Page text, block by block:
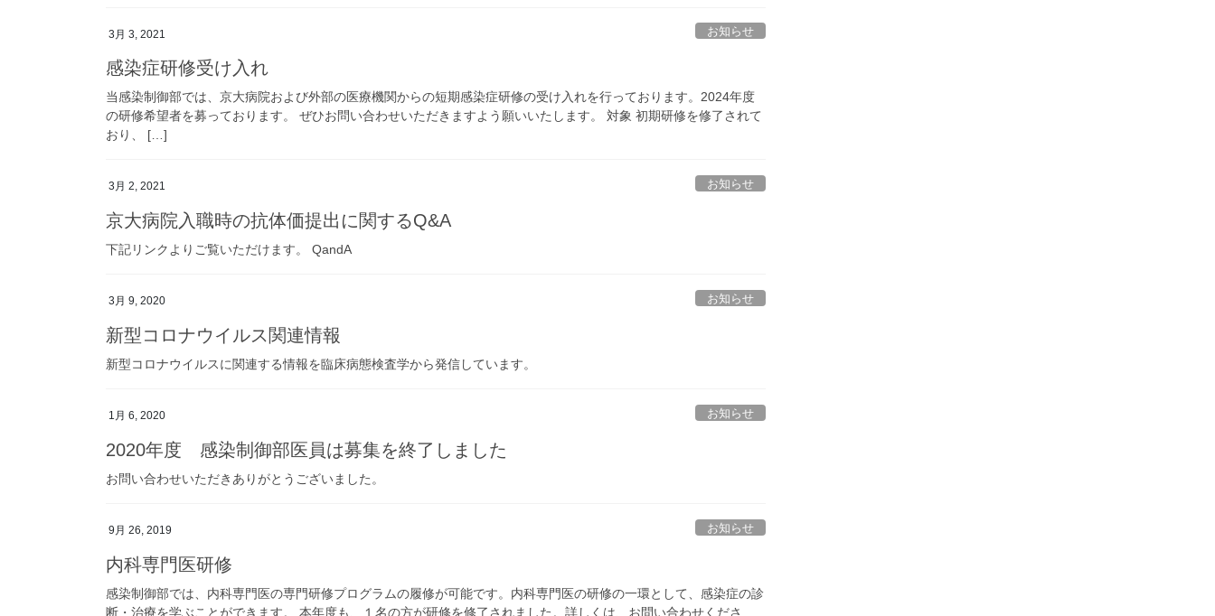
3月 3, 2021 お知らせ
感染症研修受け入れ
当感染制御部では、京大病院および外部の医療機関からの短期感染症研修の受け入れを行っております。2024年度
の研修希望者を募っております。 ぜひお問い合わせいただきますよう願いいたします。 対象 初期研修を修了されて
おり、 […]
3月 2, 2021 お知らせ
京大病院入職時の抗体価提出に関するQ&A
下記リンクよりご覧いただけます。 QandA
3月 9, 2020 お知らせ
新型コロナウイルス関連情報
新型コロナウイルスに関連する情報を臨床病態検査学から発信しています。
1月 6, 2020 お知らせ
2020年度 感染制御部医員は募集を終了しました
お問い合わせいただきありがとうございました。
9月 26, 2019 お知らせ
内科専門医研修
感染制御部では、内科専門医の専門研修プログラムの履修が可能です。内科専門医の研修の一環として、感染症の診
断・治療を学ぶことができます。 本年度も、１名の方が研修を修了されました。詳しくは、お問い合わせくださ